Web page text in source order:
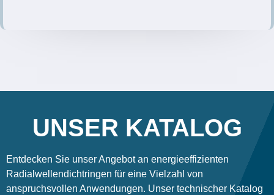
UNSER KATALOG
Entdecken Sie unser Angebot an energieeffizienten
Radialwellendichtringen für eine Vielzahl von
anspruchsvollen Anwendungen. Unser technischer Katalog